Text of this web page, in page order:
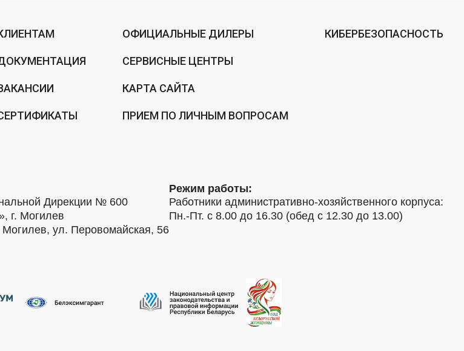
ОФИЦИАЛЬНЫЕ ДИЛЕРЫ
СЕРВИСНЫЕ ЦЕНТРЫ
КАРТА САЙТА
ПРИЕМ ПО ЛИЧНЫМ ВОПРОСАМ
КИБЕРБЕЗОПАСНОСТЬ
Дирекции № 600
г. Могилев
ул. Перовомайская, 56
Режим работы:
Работники административно-хозяйственного корпуса:
Пн.-Пт. с 8.00 до 16.30 (обед с 12.30 до 13.00)